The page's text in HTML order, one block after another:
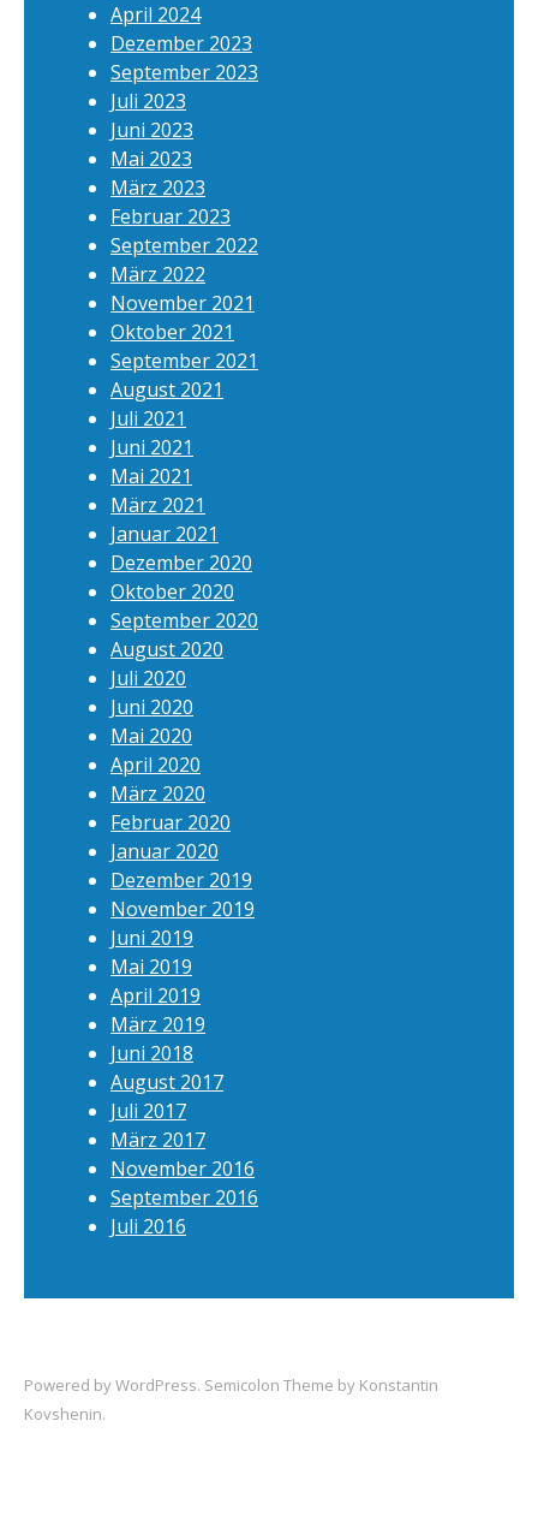
April 2024
Dezember 2023
September 2023
Juli 2023
Juni 2023
Mai 2023
März 2023
Februar 2023
September 2022
März 2022
November 2021
Oktober 2021
September 2021
August 2021
Juli 2021
Juni 2021
Mai 2021
März 2021
Januar 2021
Dezember 2020
Oktober 2020
September 2020
August 2020
Juli 2020
Juni 2020
Mai 2020
April 2020
März 2020
Februar 2020
Januar 2020
Dezember 2019
November 2019
Juni 2019
Mai 2019
April 2019
März 2019
Juni 2018
August 2017
Juli 2017
März 2017
November 2016
September 2016
Juli 2016
Powered byWordPress. Semicolon Theme by Konstantin
Kovshenin.